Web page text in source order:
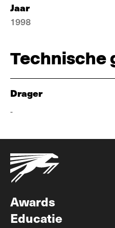
Jaar
1998
Technische
Drager
-
Awards
Educatie